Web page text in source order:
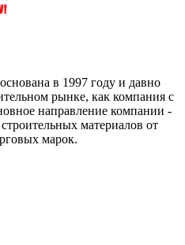
в 1997 году и давно
рынке, как компания с
направление компании -
материалов от
марок.